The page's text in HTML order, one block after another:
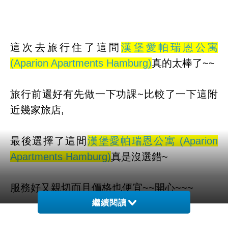
這次去旅行住了這間漢堡愛帕瑞恩公寓
(Aparion Apartments Hamburg)真的太棒了~~
旅行前還好有先做一下功課~比較了一下這附
近幾家旅店,
最後選擇了這間 漢堡愛帕瑞恩公寓 (Aparion
Apartments Hamburg)真是沒選錯~
服務好又親切而且價格也便宜~~開心~~~
繼續閱讀